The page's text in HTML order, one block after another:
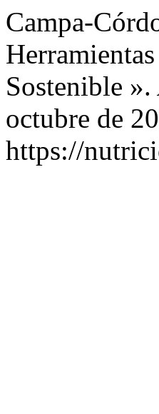
Campa-
Sostenible ».
octubre de
https://